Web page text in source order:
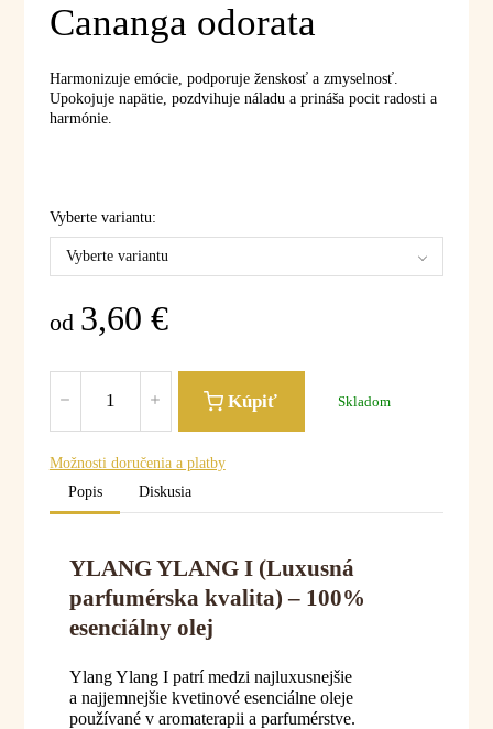
Cananga odorata
Harmonizuje emócie, podporuje ženskosť a zmyselnosť.
Upokojuje napätie, pozdvihuje náladu a prináša pocit radosti a
harmónie.
Vyberte variantu:
Vyberte variantu
od 3,60 €
Kúpiť Skladom
Možnosti doručenia a platby
Popis
Diskusia
YLANG YLANG I (Luxusná
parfumérska kvalita) – 100%
esenciálny olej
Ylang Ylang I patrí medzi najluxusnejšie
a najjemnejšie kvetinové esenciálne oleje
používané v aromaterapii a parfumérstve.